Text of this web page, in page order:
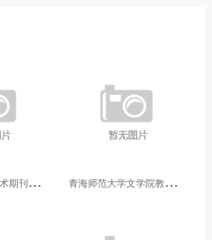
青
海师范大学学术期刊两个专栏入选2025年青海省期刊重点专栏 青
海师范大学文学院教师赴山东省相关高校和学术机构交流学习